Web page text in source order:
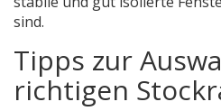
sind.
Tipps zur
richtigen